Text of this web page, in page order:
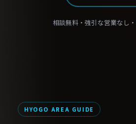
相談無料・強引な営業なし
HYOGO AREA GUIDE